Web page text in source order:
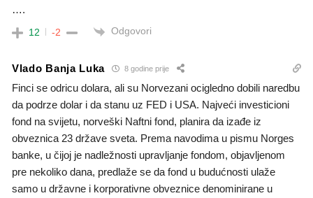
….
12 -2 Odgovori
Vlado Banja Luka 8 godine prije
Finci se odricu dolara, ali su Norvezani ocigledno dobili naredbu
da podrze dolar i da stanu uz FED i USA. Najveći investicioni
fond na svijetu, norveški Naftni fond, planira da izađe iz
obveznica 23 države sveta. Prema navodima u pismu Norges
banke, u čijoj je nadležnosti upravljanje fondom, objavljenom
pre nekoliko dana, predlaže se da fond u budućnosti ulaže
samo u državne i korporativne obveznice denominirane u